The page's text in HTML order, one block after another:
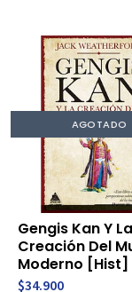
AGOTADO
Gengis Kan Y La
Creación Del
Moderno [Hist]
$34.900